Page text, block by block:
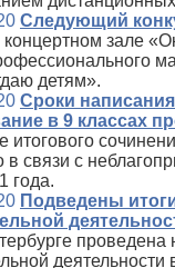
Следующий
зале
детям».
Сроки
в 9 классах
итогового
в связи с
года.
Подведены
проведена